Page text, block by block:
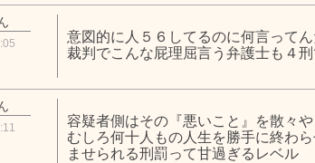
意図的に人５６してるのに何言ってん
裁判でこんな屁理屈言う弁護士も４刑
容疑者側はその『悪いこと』を散々
むしろ何十人もの人生を勝手に終わ
ませられる刑罰って甘過ぎるレベル